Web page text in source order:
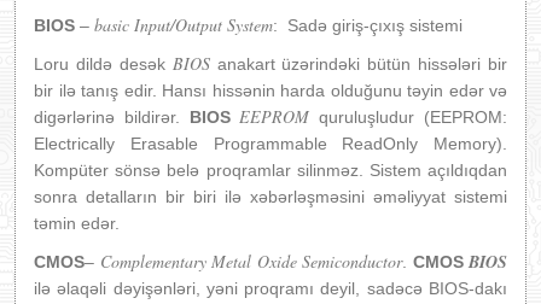
BIOS – basic Input/Output System: Sadə giriş-çıxış sistemi
Loru dildə desək BIOSanakart üzərindəki bütün hissələri bir
bir ilə tanış edir. Hansı hissənin harda olduğunu təyin edər və
digərlərinə bildirər. BIOS EEPROM quruluşludur (EEPROM:
Electrically Erasable Programmable ReadOnly Memory).
Kompüter sönsə belə proqramlar silinməz. Sistem açıldıqdan
sonra detalların bir biri ilə xəbərləşməsini əməliyyat sistemi
təmin edər.
CMOS– Complementary Metal Oxide Semiconductor. CMOS BIOS
ilə əlaqəli dəyişənləri, yəni proqramı deyil, sadəcə BIOS-dakı